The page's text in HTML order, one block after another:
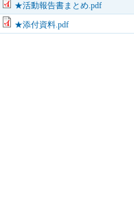
★活動報告書まとめ.pdf
★添付資料.pdf